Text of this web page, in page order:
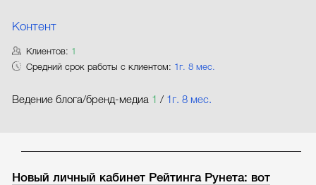
Контент
Клиентов: 1
Средний срок работы с клиентом: 1г. 8 мес.
Ведение блога/бренд-медиа 1 / 1г. 8 мес.
Новый личный кабинет Рейтинга Рунета: вот